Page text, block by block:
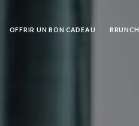
OFFRIR UN BON CADEAU BRUNCH